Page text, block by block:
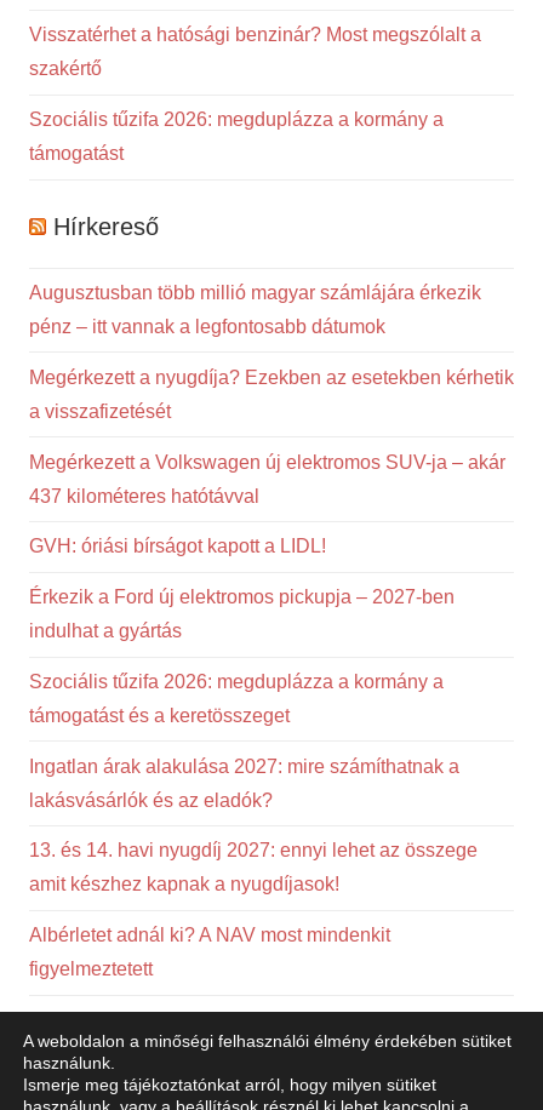
Visszatérhet a hatósági benzinár? Most megszólalt a
szakértő
Szociális tűzifa 2026: megduplázza a kormány a
támogatást
Hírkereső
Augusztusban több millió magyar számlájára érkezik
pénz – itt vannak a legfontosabb dátumok
Megérkezett a nyugdíja? Ezekben az esetekben kérhetik
a visszafizetését
Megérkezett a Volkswagen új elektromos SUV-ja – akár
437 kilométeres hatótávval
GVH: óriási bírságot kapott a LIDL!
Érkezik a Ford új elektromos pickupja – 2027-ben
indulhat a gyártás
Szociális tűzifa 2026: megduplázza a kormány a
támogatást és a keretösszeget
Ingatlan árak alakulása 2027: mire számíthatnak a
lakásvásárlók és az eladók?
13. és 14. havi nyugdíj 2027: ennyi lehet az összege
amit készhez kapnak a nyugdíjasok!
Albérletet adnál ki? A NAV most mindenkit
figyelmeztetett
tankolás
A weboldalon a minőségi felhasználói élmény érdekében sütiket
használunk.
Ismerje meg tájékoztatónkat arról, hogy milyen sütiket